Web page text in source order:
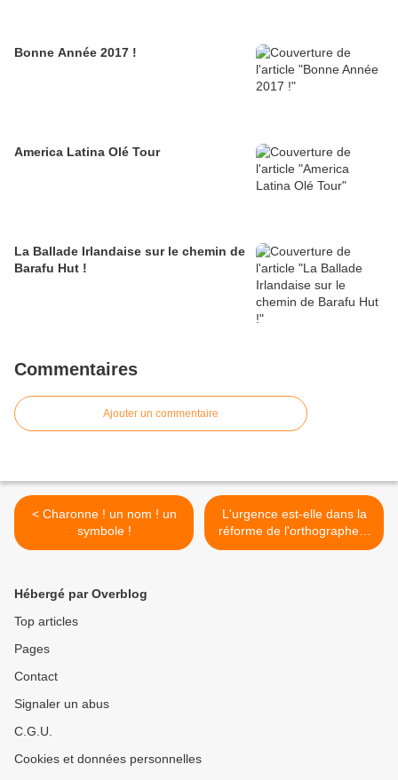
Bonne Année 2017 !
America Latina Olé Tour
La Ballade Irlandaise sur le chemin de
Barafu Hut !
Commentaires
Ajouter un commentaire
< Charonne ! un nom ! un
symbole !
L'urgence est-elle dans la
réforme de l'orthographe ?
>
Hébergé par Overblog
Top articles
Pages
Contact
Signaler un abus
C.G.U.
Cookies et données personnelles